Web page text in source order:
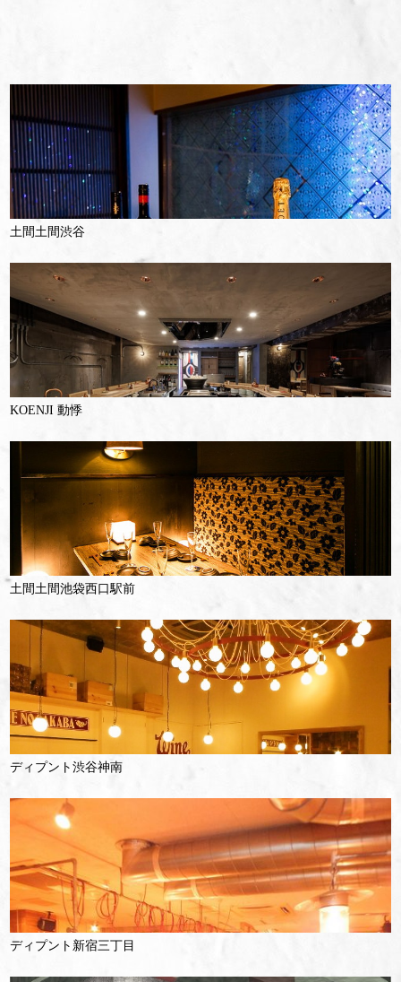
土間土間渋谷
KOENJI 動悸
土間土間池袋西口駅前
ディプント渋谷神南
ディプント新宿三丁目